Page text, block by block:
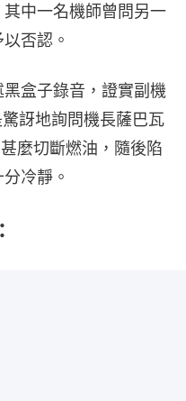
中一名機師曾問另一
否認。
盒子錄音，證實副機
訝地詢問機長薩巴瓦
麼切斷燃油，隨後陷
冷靜。